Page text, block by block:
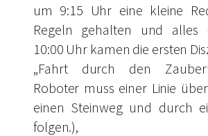
um 9:15 Uhr eine kleine
Regeln gehalten und alles
10:00 Uhr kamen die ersten
„Fahrt durch den
Roboter muss einer Linie
einen Steinweg und durch
folgen.),